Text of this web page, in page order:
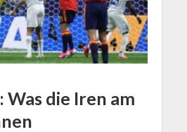
Was die Iren am